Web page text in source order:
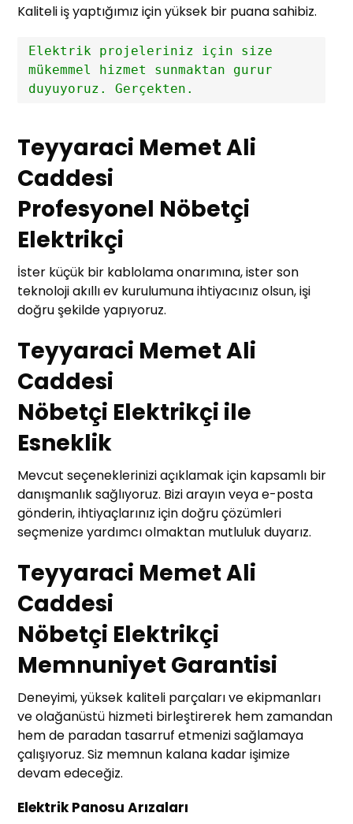
Kaliteli iş yaptığımız için yüksek bir puana sahibiz.
Elektrik projeleriniz için size
mükemmel hizmet sunmaktan gurur
duyuyoruz. Gerçekten.
Teyyaraci Memet Ali
Caddesi
Profesyonel Nöbetçi
Elektrikçi
İster küçük bir kablolama onarımına, ister son
teknoloji akıllı ev kurulumuna ihtiyacınız olsun, işi
doğru şekilde yapıyoruz.
Teyyaraci Memet Ali
Caddesi
Nöbetçi Elektrikçi ile
Esneklik
Mevcut seçeneklerinizi açıklamak için kapsamlı bir
danışmanlık sağlıyoruz. Bizi arayın veya e-posta
gönderin, ihtiyaçlarınız için doğru çözümleri
seçmenize yardımcı olmaktan mutluluk duyarız.
Teyyaraci Memet Ali
Caddesi
Nöbetçi Elektrikçi
Memnuniyet Garantisi
Deneyimi, yüksek kaliteli parçaları ve ekipmanları
ve olağanüstü hizmeti birleştirerek hem zamandan
hem de paradan tasarruf etmenizi sağlamaya
çalışıyoruz. Siz memnun kalana kadar işimize
devam edeceğiz.
Elektrik Panosu Arızaları